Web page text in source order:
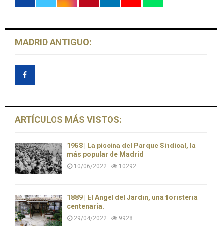
MADRID ANTIGUO:
ARTÍCULOS MÁS VISTOS:
1958 | La piscina del Parque Sindical, la
más popular de Madrid
10/06/2022 10292
1889 | El Ángel del Jardín, una floristería
centenaria.
29/04/2022 9928